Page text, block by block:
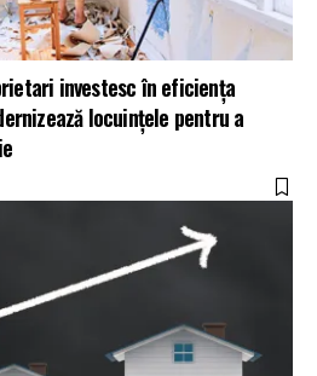
investesc în eficiența
locuințele pentru a